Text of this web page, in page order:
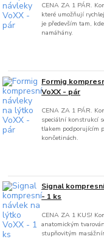
CENA ZA 1 PÁR.
které umožňují
je především tam,
namáhány.
Formig
VoXX - pár
CENA ZA 1 PÁR.
speciální konstrukcí
tlakem podporujícím
končetinách.
Signal
- 1 ks
CENA ZA 1 KUS!
anatomickým
stupňovitým